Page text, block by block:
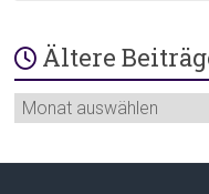
Ältere
Ältere
Beiträge